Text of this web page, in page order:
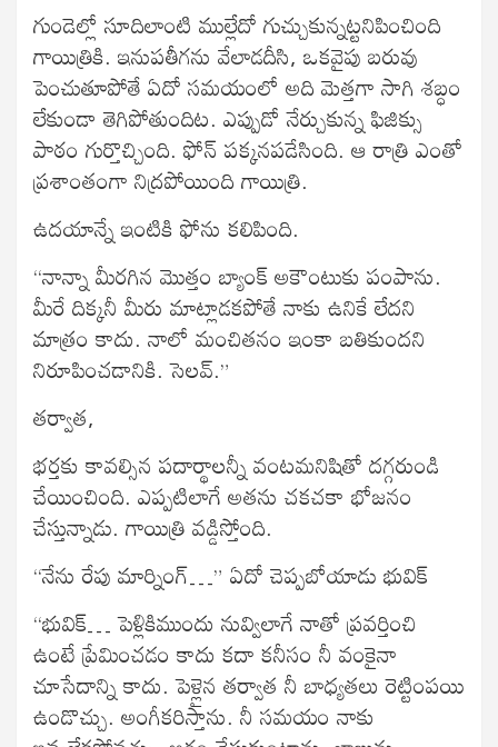
గుండెల్లో సూదిలాంటి ముల్లేదో గుచ్చుకున్నట్టనిపించింది
గాయిత్రికి. ఇనుపతీగను వేలాడదీసి, ఒకవైపు బరువు
పెంచుతూపోతే ఏదో సమయంలో అది మెత్తగా సాగి శబ్ధం
లేకుండా తెగిపోతుందిట. ఎప్పుడో నేర్చుకున్న ఫిజిక్సు
పాఠం గుర్తొచ్చింది. ఫోన్ పక్కనపడేసింది. ఆ రాత్రి ఎంతో
ప్రశాంతంగా నిద్రపోయింది గాయిత్రి.
ఉదయాన్నే ఇంటికి ఫోను కలిపింది.
“నాన్నా మీరగిన మొత్తం బ్యాంక్ అకౌంటుకు పంపాను.
మీరే దిక్కనీ మీరు మాట్లాడకపోతే నాకు ఉనికే లేదని
మాత్రం కాదు. నాలో మంచితనం ఇంకా బతికుందని
నిరూపించడానికి. సెలవ్.”
తర్వాత,
భర్తకు కావల్సిన పదార్థాలన్నీ వంటమనిషితో దగ్గరుండి
చేయించింది. ఎప్పటిలాగే అతను చకచకా భోజనం
చేస్తున్నాడు. గాయిత్రి వడ్డిస్తోంది.
“నేను రేపు మార్నింగ్…” ఏదో చెప్పబోయాడు భువిక్
“భువిక్… పెళ్లికిముందు నువ్విలాగే నాతో ప్రవర్తించి
ఉంటే ప్రేమించడం కాదు కదా కనీసం నీ వంకైనా
చూసేదాన్ని కాదు. పెళ్లైన తర్వాత నీ బాధ్యతలు రెట్టింపయి
ఉండొచ్చు. అంగీకరిస్తాను. నీ సమయం నాకు